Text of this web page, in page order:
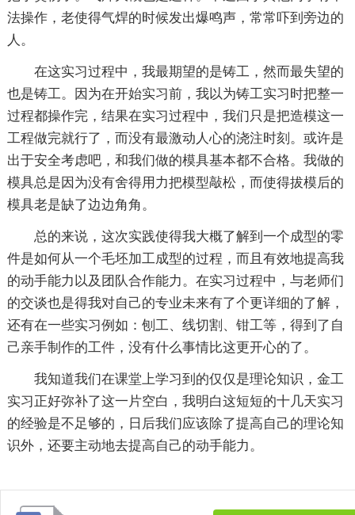
法操作，老使得气焊的时候发出爆鸣声，常常吓到旁边的
人。
在这实习过程中，我最期望的是铸工，然而最失望的
也是铸工。因为在开始实习前，我以为铸工实习时把整一
过程都操作完，结果在实习过程中，我们只是把造模这一
工程做完就行了，而没有最激动人心的浇注时刻。或许是
出于安全考虑吧，和我们做的模具基本都不合格。我做的
模具总是因为没有舍得用力把模型敲松，而使得拔模后的
模具老是缺了边边角角。
总的来说，这次实践使得我大概了解到一个成型的零
件是如何从一个毛坯加工成型的过程，而且有效地提高我
的动手能力以及团队合作能力。在实习过程中，与老师们
的交谈也是得我对自己的专业未来有了个更详细的了解，
还有在一些实习例如：刨工、线切割、钳工等，得到了自
己亲手制作的工件，没有什么事情比这更开心的了。
我知道我们在课堂上学习到的仅仅是理论知识，金工
实习正好弥补了这一片空白，我明白这短短的十几天实习
的经验是不足够的，日后我们应该除了提高自己的理论知
识外，还要主动地去提高自己的动手能力。